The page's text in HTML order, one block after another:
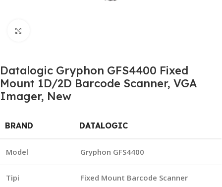
Datalogic Gryphon GFS4400 Fixed
Mount 1D/2D Barcode Scanner, VGA
Imager, New
BRAND DATALOGIC
Model Gryphon GFS4400
Tipi Fixed Mount Barcode Scanner